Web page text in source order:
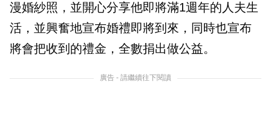
漫婚紗照，並開心分享他即將滿1週年的人夫生
活，並興奮地宣布婚禮即將到來，同時也宣布
將會把收到的禮金，全數捐出做公益。
廣告 - 請繼續往下閱讀